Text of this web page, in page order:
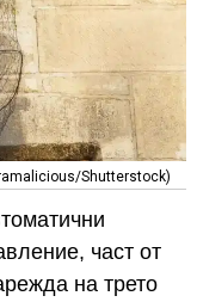
Shutterstock)
част от
на трето